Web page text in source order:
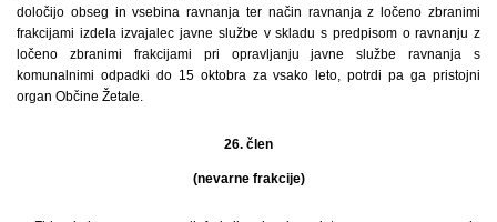
določijo obseg in vsebina ravnanja ter način ravnanja z ločeno zbranimi
frakcijami izdela izvajalec javne službe v skladu s predpisom o ravnanju z
ločeno zbranimi frakcijami pri opravljanju javne službe ravnanja s
komunalnimi odpadki do 15 oktobra za vsako leto, potrdi pa ga pristojni
organ Občine Žetale.
26. člen
(nevarne frakcije)